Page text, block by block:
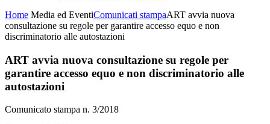
Home Media ed EventiComunicati stampaART avvia nuova
consultazione su regole per garantire accesso equo e non
discriminatorio alle autostazioni
ART avvia nuova consultazione su regole per
garantire accesso equo e non discriminatorio alle
autostazioni
Comunicato stampa n. 3/2018